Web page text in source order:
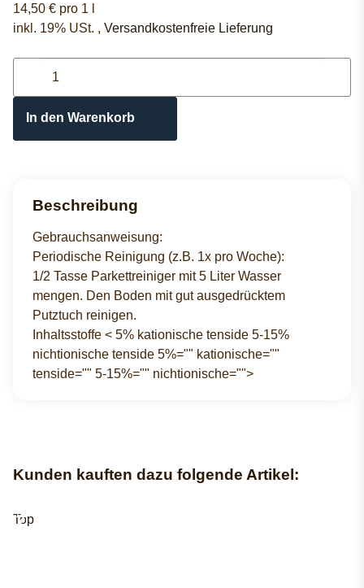
14,50 € pro 1 l
inkl. 19% USt. , Versandkostenfreie Lieferung
In den Warenkorb
Beschreibung
Gebrauchsanweisung:
Periodische Reinigung (z.B. 1x pro Woche):
1/2 Tasse Parkettreiniger mit 5 Liter Wasser
mengen. Den Boden mit gut ausgedrücktem
Putztuch reinigen.
Inhaltsstoffe < 5% kationische tenside 5-15%
nichtionische tenside 5%="" kationische=""
tenside="" 5-15%="" nichtionische="">
Kunden kauften dazu folgende Artikel:
Top